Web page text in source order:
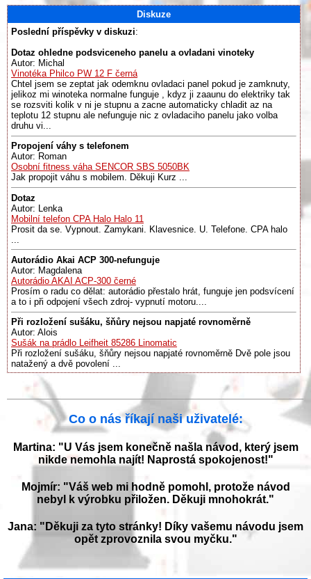
Diskuze
Poslední příspěvky v diskuzi:
Dotaz ohledne podsviceneho panelu a ovladani vinoteky
Autor: Michal
Vinotéka Philco PW 12 F černá
Chtel jsem se zeptat jak odemknu ovladaci panel pokud je zamknuty,
jelikoz mi winoteka normalne funguje , kdyz ji zaaunu do elektriky tak
se rozsviti kolik v ni je stupnu a zacne automaticky chladit az na
teplotu 12 stupnu ale nefunguje nic z ovladaciho panelu jako volba
druhu vi...
Propojení váhy s telefonem
Autor: Roman
Osobní fitness váha SENCOR SBS 5050BK
Jak propojit váhu s mobilem. Děkuji Kurz ...
Dotaz
Autor: Lenka
Mobilní telefon CPA Halo Halo 11
Prosit da se. Vypnout. Zamykani. Klavesnice. U. Telefone. CPA halo
Autorádio Akai ACP 300-nefunguje
Autor: Magdalena
Autorádio AKAI ACP-300 černé
Prosím o radu co dělat: autorádio přestalo hrát, funguje jen podsvícení
a to i při odpojení všech zdroj- vypnutí motoru....
Při rozložení sušáku, šňůry nejsou napjaté rovnoměrně
Autor: Alois
Sušák na prádlo Leifheit 85286 Linomatic
Při rozložení sušáku, šňůry nejsou napjaté rovnoměrně Dvě pole jsou
natažený a dvě povolení ...
Co o nás říkají naši uživatelé:
Martina: "U Vás jsem konečně našla návod, který jsem
nikde nemohla najít! Naprostá spokojenost!"
Mojmír: "Váš web mi hodně pomohl, protože návod
nebyl k výrobku přiložen. Děkuji mnohokrát."
Jana: "Děkuji za tyto stránky! Díky vašemu návodu jsem
opět zprovoznila svou myčku."